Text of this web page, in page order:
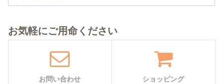
お気軽にご用命ください
お問い合わせ ショッピング